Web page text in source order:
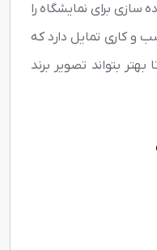
سازی برای نمایشگاه را
و کاری تمایل دارد که
بتواند تصویر برند